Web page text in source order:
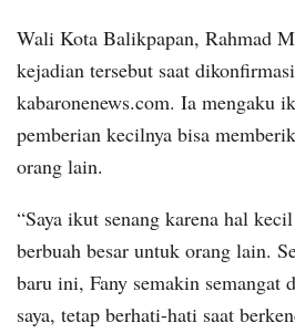
Wali Kota Balikpapan, Rahmad
kejadian tersebut saat
kabaronenews.com. Ia mengaku
pemberian kecilnya bisa
orang lain.
“Saya ikut senang karena hal
berbuah besar untuk orang lain.
baru ini, Fany semakin semangat
saya, tetap berhati-hati saat